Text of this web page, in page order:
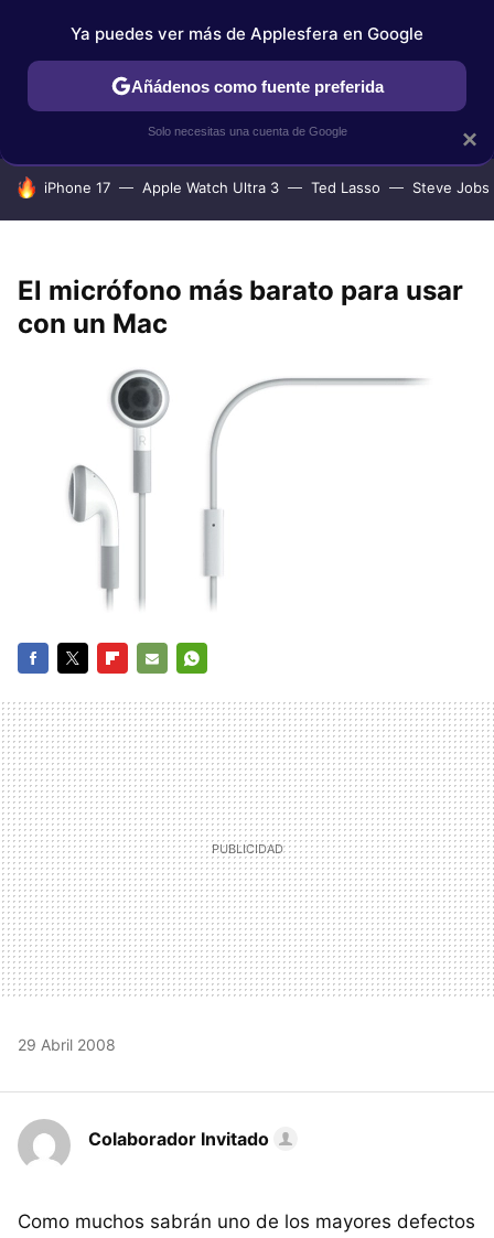
IPHONE TUTORIALES APPLESFERA SELECCIÓN
HOY SE HABLA DE
iPhone 17 Apple Watch Ultra 3 Ted Lasso Steve Jobs
El micrófono más barato para usar
con un Mac
MAIL
29 Abril 2008
Colaborador Invitado
Como muchos sabrán uno de los mayores defectos
×
Ya puedes ver más de Applesfera en Google
Añádenos como fuente preferida
Solo necesitas una cuenta de Google